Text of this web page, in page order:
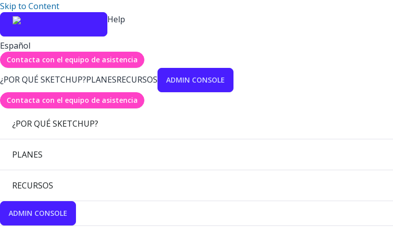
Skip to Content
Help
Español
Contacta con el equipo de asistencia
¿POR QUÉ SKETCHUP?PLANESRECURSOS ADMIN CONSOLE
Contacta con el equipo de asistencia
¿POR QUÉ SKETCHUP?
PLANES
RECURSOS
ADMIN CONSOLE